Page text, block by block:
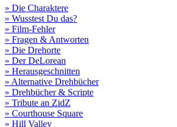
» Die Charaktere
» Wusstest Du das?
» Film-Fehler
» Fragen & Antworten
» Die Drehorte
» Der DeLorean
» Herausgeschnitten
» Alternative Drehbücher
» Drehbücher & Scripte
» Tribute an ZidZ
» Courthouse Square
» Hill Valley